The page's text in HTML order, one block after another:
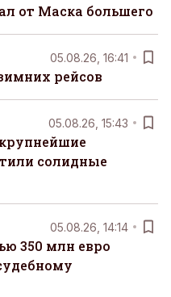
от Маска большего
05.08.26, 16:41
рейсов
05.08.26, 15:43
солидные
05.08.26, 14:14
350 млн евро